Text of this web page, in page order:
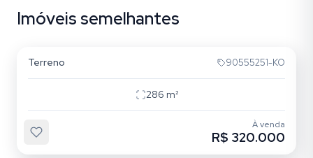
Imóveis semelhantes
Santa Maria Goretti
Terreno 90555251-KO
286 m²
À venda
R$ 320.000